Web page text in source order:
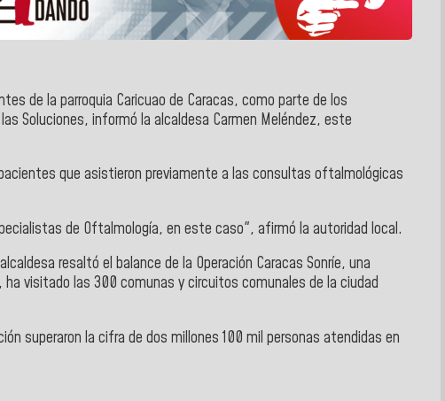
de la parroquia Caricuao de Caracas, como parte de los
Soluciones, informó la alcaldesa Carmen Meléndez, este
que asistieron previamente a las consultas oftalmológicas
de Oftalmología, en este caso", afirmó la autoridad local.
resaltó el balance de la Operación Caracas Sonríe, una
visitado las 300 comunas y circuitos comunales de la ciudad
superaron la cifra de dos millones 100 mil personas atendidas en